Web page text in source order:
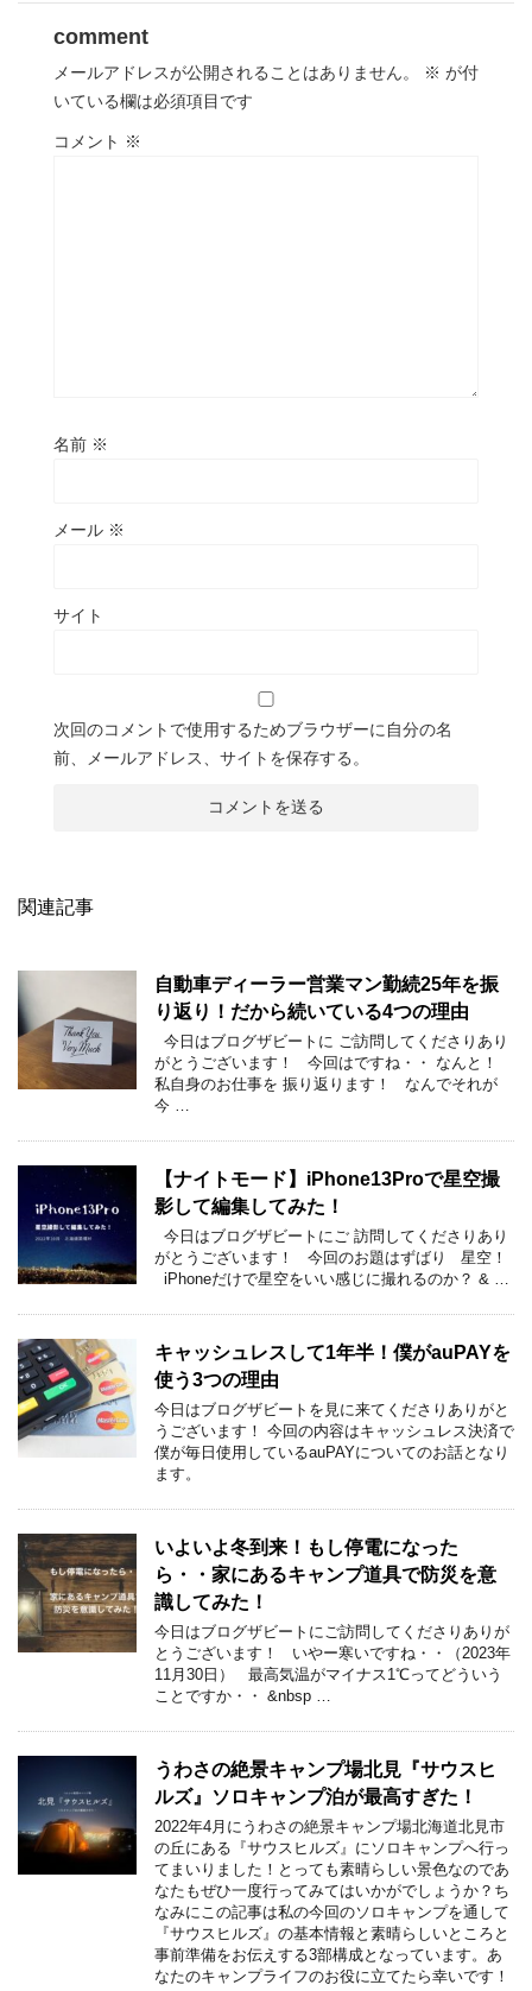
comment
メールアドレスが公開されることはありません。 ※ が付
いている欄は必須項目です
コメント ※
名前 ※
メール ※
サイト
次回のコメントで使用するためブラウザーに自分の名
前、メールアドレス、サイトを保存する。
関連記事
自動車ディーラー営業マン勤続25年を振
り返り！だから続いている4つの理由
今日はブログザビートに ご訪問してくださりあり
がとうございます！ 今回はですね・・ なんと！
私自身のお仕事を 振り返ります！ なんでそれが
今 …
【ナイトモード】iPhone13Proで星空撮
影して編集してみた！
今日はブログザビートにご 訪問してくださりあり
がとうございます！ 今回のお題はずばり 星空！
iPhoneだけで星空をいい感じに撮れるのか？ & …
キャッシュレスして1年半！僕がauPAYを
使う3つの理由
今日はブログザビートを見に来てくださりありがと
うございます！ 今回の内容はキャッシュレス決済で
僕が毎日使用しているauPAYについてのお話となり
ます。
いよいよ冬到来！もし停電になった
ら・・家にあるキャンプ道具で防災を意
識してみた！
今日はブログザビートにご訪問してくださりありが
とうございます！ いやー寒いですね・・（2023年
11月30日） 最高気温がマイナス1℃ってどういう
ことですか・・ &nbsp …
うわさの絶景キャンプ場北見『サウスヒ
ルズ』ソロキャンプ泊が最高すぎた！
2022年4月にうわさの絶景キャンプ場北海道北見市
の丘にある『サウスヒルズ』にソロキャンプへ行っ
てまいりました！とっても素晴らしい景色なのであ
なたもぜひ一度行ってみてはいかがでしょうか？ち
なみにこの記事は私の今回のソロキャンプを通して
『サウスヒルズ』の基本情報と素晴らしいところと
事前準備をお伝えする3部構成となっています。あ
なたのキャンプライフのお役に立てたら幸いです！